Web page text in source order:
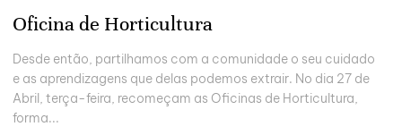
Oficina de Horticultura
Desde então, partilhamos com a comunidade o seu cuidado
e as aprendizagens que delas podemos extrair. No dia 27 de
Abril, terça-feira, recomeçam as Oficinas de Horticultura,
forma...